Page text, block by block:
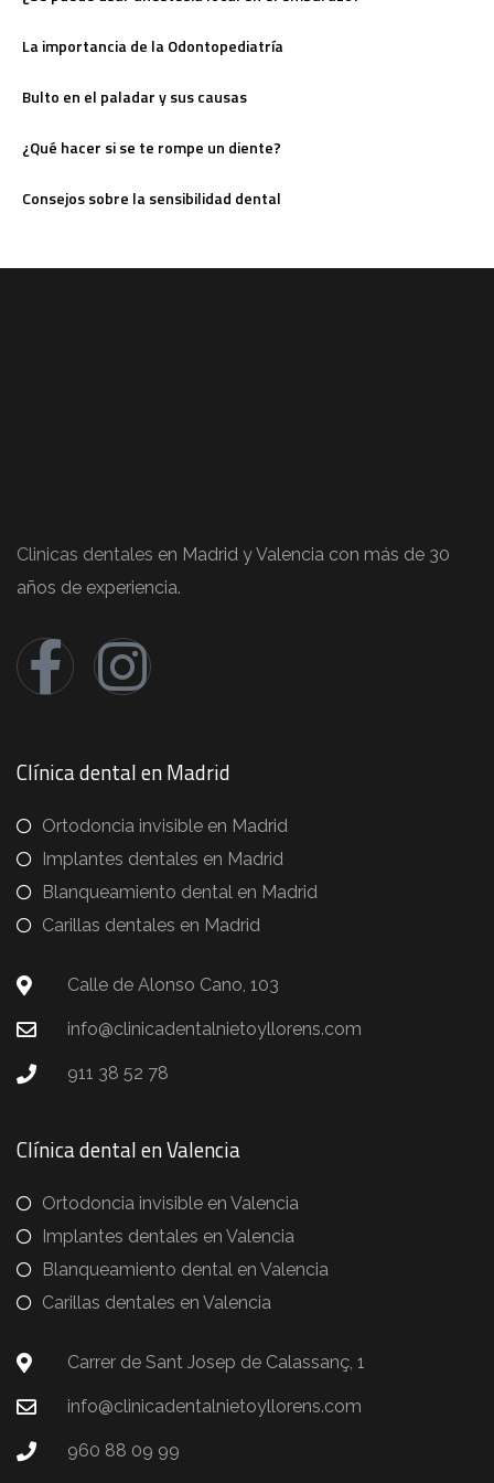
La importancia de la Odontopediatría
Bulto en el paladar y sus causas
¿Qué hacer si se te rompe un diente?
Consejos sobre la sensibilidad dental
Clinicas dentales en Madrid y Valencia con más de 30
años de experiencia.
Clínica dental en Madrid
Ortodoncia invisible en Madrid
Implantes dentales en Madrid
Blanqueamiento dental en Madrid
Carillas dentales en Madrid
Calle de Alonso Cano, 103
info@clinicadentalnietoyllorens.com
911 38 52 78
Clínica dental en Valencia
Ortodoncia invisible en Valencia
Implantes dentales en Valencia
Blanqueamiento dental en Valencia
Carillas dentales en Valencia
Carrer de Sant Josep de Calassanç, 1
info@clinicadentalnietoyllorens.com
960 88 09 99